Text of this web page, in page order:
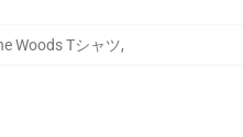
Woods Tシャツ,